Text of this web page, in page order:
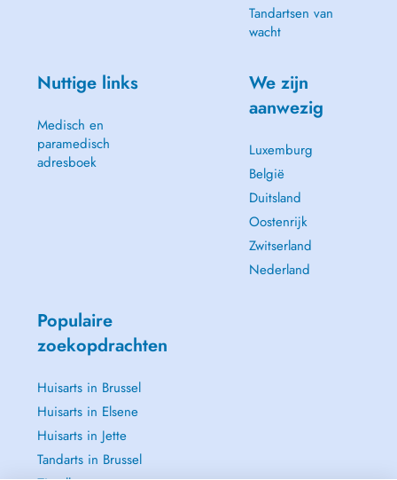
Tandartsen van
wacht
Nuttige links
Medisch en
paramedisch
adresboek
We zijn
aanwezig
Luxemburg
België
Duitsland
Oostenrijk
Zwitserland
Nederland
Populaire
zoekopdrachten
Huisarts in Brussel
Huisarts in Elsene
Huisarts in Jette
Tandarts in Brussel